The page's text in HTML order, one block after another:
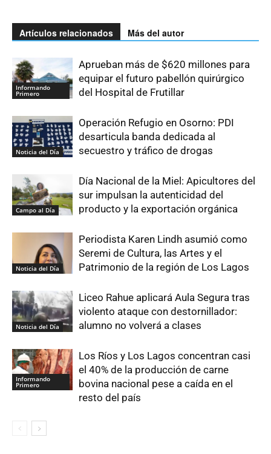
Artículos relacionados Más del autor
Informando
Primero
Aprueban más de $620 millones para
equipar el futuro pabellón quirúrgico
del Hospital de Frutillar
Noticia del Día
Operación Refugio en Osorno: PDI
desarticula banda dedicada al
secuestro y tráfico de drogas
Campo al Día
Día Nacional de la Miel: Apicultores del
sur impulsan la autenticidad del
producto y la exportación orgánica
Noticia del Día
Periodista Karen Lindh asumió como
Seremi de Cultura, las Artes y el
Patrimonio de la región de Los Lagos
Noticia del Día
Liceo Rahue aplicará Aula Segura tras
violento ataque con destornillador:
alumno no volverá a clases
Informando
Primero
Los Ríos y Los Lagos concentran casi
el 40% de la producción de carne
bovina nacional pese a caída en el
resto del país